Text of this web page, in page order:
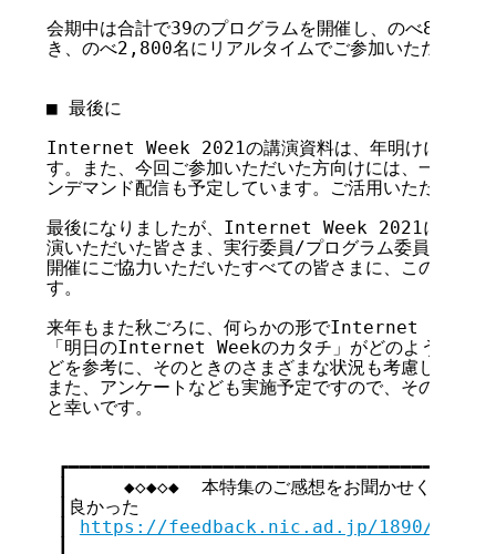
会期中は合計で39のプログラムを開催し、のべ89名の
き、のべ2,800名にリアルタイムでご参加いただきまし
■ 最後に
Internet Week 2021の講演資料は、年明けにJPNIC
す。また、今回ご参加いただいた方向けには、一部プ
ンデマンド配信も予定しています。ご活用いただければ
最後になりましたが、Internet Week 2021にご参加
演いただいた皆さま、実行委員/プログラム委員やご協
開催にご協力いただいたすべての皆さまに、この場を
す。
来年もまた秋ごろに、何らかの形でInternet Week
「明日のInternet Weekのカタチ」がどのようになる
どを参考に、そのときのさまざまな状況も考慮しなが
また、アンケートなども実施予定ですので、そのとき
と幸いです。
┏━━━━━━━━━━━━━━━━━━━━━━━━━━━━━━━━━┓
┃     ◆◇◆◇◆  本特集のご感想をお聞かせくだ
┃良かった
https://feedback.nic.ad.jp/1890/